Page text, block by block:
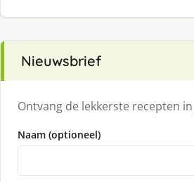
Nieuwsbrief
Ontvang de lekkerste recepten
Naam (optioneel)